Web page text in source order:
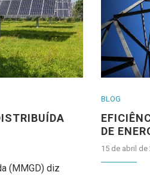
(MMGD) diz
BLOG
DE
15 de abril de